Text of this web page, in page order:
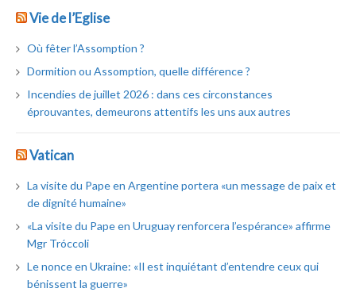
Vie de l’Eglise
Où fêter l’Assomption ?
Dormition ou Assomption, quelle différence ?
Incendies de juillet 2026 : dans ces circonstances
éprouvantes, demeurons attentifs les uns aux autres
Vatican
La visite du Pape en Argentine portera «un message de paix et
de dignité humaine»
«La visite du Pape en Uruguay renforcera l’espérance» affirme
Mgr Tróccoli
Le nonce en Ukraine: «Il est inquiétant d’entendre ceux qui
bénissent la guerre»